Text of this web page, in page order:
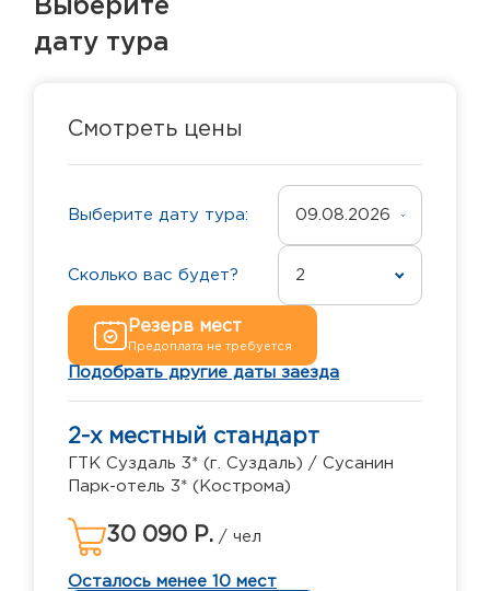
Выберите
дату тура
Смотреть цены
Выберите дату тура: 09.08.2026
Сколько вас будет? 2
Резерв мест
Предоплата не требуется
Подобрать другие даты заезда
2-х местный стандарт
ГТК Суздаль 3* (г. Суздаль) / Сусанин
Парк-отель 3* (Кострома)
30 090 Р. / чел
Осталось менее 10 мест